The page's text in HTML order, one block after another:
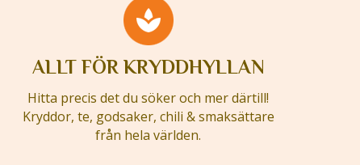
ALLT FÖR KRYDDHYLLAN
Hitta precis det du söker och mer därtill!
Kryddor, te, godsaker, chili & smaksättare
från hela världen.